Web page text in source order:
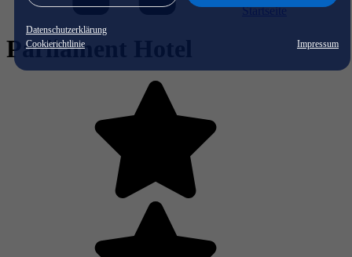
Datenschutzerklärung
Cookierichtlinie
Impressum
Startseite
Parliament Hotel